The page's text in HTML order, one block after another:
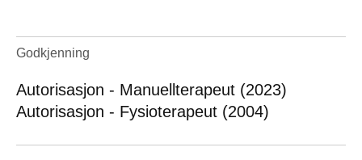
Godkjenning
Autorisasjon - Manuellterapeut (2023)
Autorisasjon - Fysioterapeut (2004)